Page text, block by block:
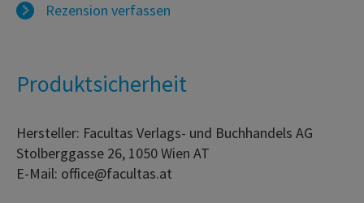
Rezension verfassen
Produktsicherheit
Hersteller: Facultas Verlags- und Buchhandels AG
Stolberggasse 26, 1050 Wien AT
E-Mail: office@facultas.at